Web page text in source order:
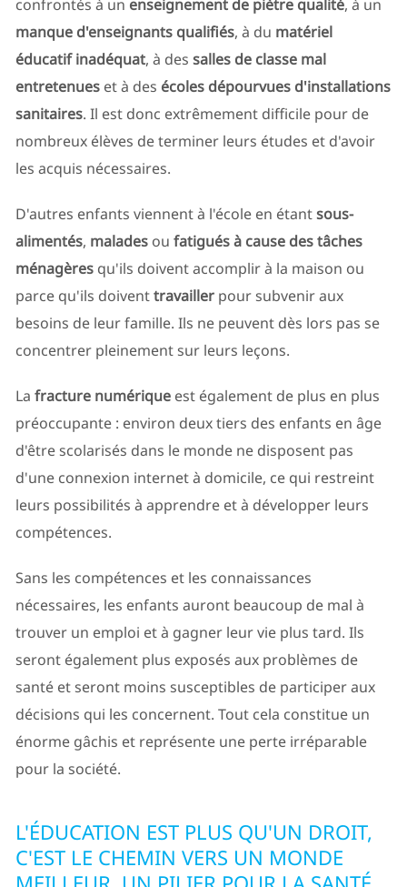
confrontés à un enseignement de piètre qualité, à un
manque d'enseignants qualifiés, à du matériel
éducatif inadéquat, à des salles de classe mal
entretenueset à des écoles dépourvues d'installations
sanitaires. Il est donc extrêmement difficile pour de
nombreux élèves de terminer leurs études et d'avoir
les acquis nécessaires.
D'autres enfants viennent à l'école en étantsous-
alimentés, malades ou fatigués à cause des tâches
ménagèresqu'ils doivent accomplir à la maison ou
parce qu'ils doiventtravailler pour subvenir aux
besoins de leur famille. Ils ne peuvent dès lors pas se
concentrer pleinement sur leurs leçons.
La fracture numériqueest également de plus en plus
préoccupante : environ deux tiers des enfants en âge
d'être scolarisés dans le monde ne disposent pas
d'une connexion internet à domicile, ce qui restreint
leurs possibilités à apprendre et à développer leurs
compétences.
Sans les compétences et les connaissances
nécessaires, les enfants auront beaucoup de mal à
trouver un emploi et à gagner leur vie plus tard. Ils
seront également plus exposés aux problèmes de
santé et seront moins susceptibles de participer aux
décisions qui les concernent. Tout cela constitue un
énorme gâchis et représente une perte irréparable
pour la société.
L'ÉDUCATION EST PLUS QU'UN DROIT,
C'EST LE CHEMIN VERS UN MONDE